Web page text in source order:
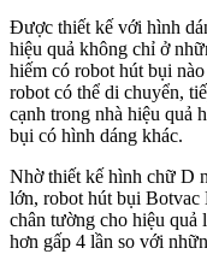
Được thiết kế với hình
hiệu quả không chỉ ở
hiếm có robot hút bụi
robot có thể di chuyển,
cạnh trong nhà hiệu quả
bụi có hình dáng khác.
Nhờ thiết kế hình chữ D
lớn, robot hút bụi Botvac
chân tường cho hiệu quả
hơn gấp 4 lần so với